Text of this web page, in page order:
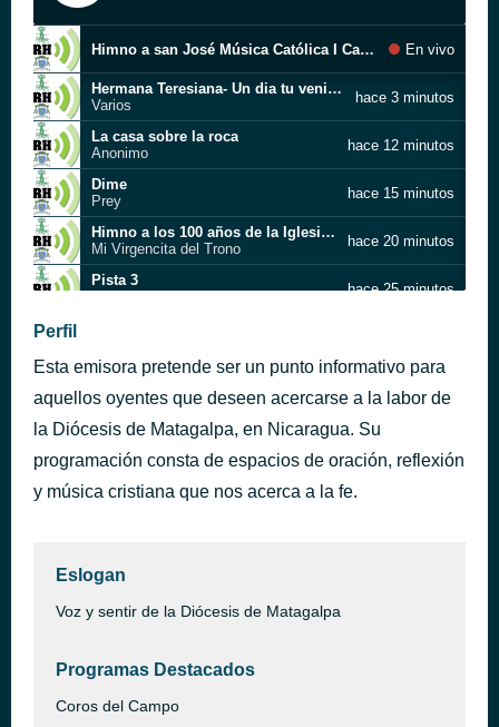
Himno a san José Música Católica I Canción a san José En vivo
Hermana Teresiana- Un dia tu veniste a mi vida
Varios
hace 3 minutos
La casa sobre la roca
Anonimo
hace 12 minutos
Dime
Prey
hace 15 minutos
Himno a los 100 años de la Iglesia en Nicaragua
Mi Virgencita del Trono
hace 20 minutos
Pista 3
hace 25 minutos
Estaba pensando (Sara Torres)
artist
Wilfrido Taveras Alusion Jesus Verbo no Sustantivo avi hace 38 minutos
Tu mi alfarero
Hermana Glenda
Perfil
Esta emisora pretende ser un punto informativo para
aquellos oyentes que deseen acercarse a la labor de
la Diócesis de Matagalpa, en Nicaragua. Su
programación consta de espacios de oración, reflexión
y música cristiana que nos acerca a la fe.
Eslogan
Voz y sentir de la Diócesis de Matagalpa
Programas Destacados
Coros del Campo